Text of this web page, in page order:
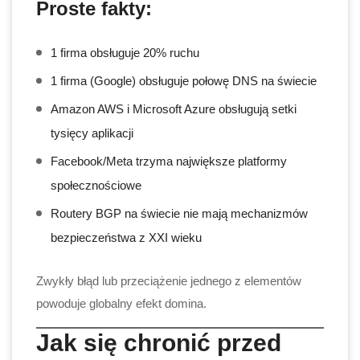
Proste fakty:
1 firma obsługuje 20% ruchu
1 firma (Google) obsługuje połowę DNS na świecie
Amazon AWS i Microsoft Azure obsługują setki
tysięcy aplikacji
Facebook/Meta trzyma największe platformy
społecznościowe
Routery BGP na świecie nie mają mechanizmów
bezpieczeństwa z XXI wieku
Zwykły błąd lub przeciążenie jednego z elementów
powoduje globalny efekt domina.
Jak się chronić przed